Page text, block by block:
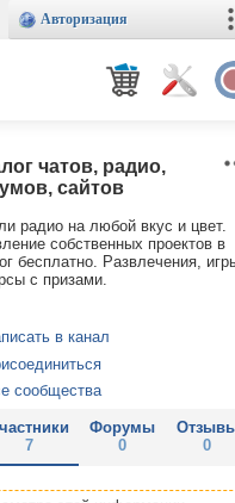
Авторизация
чатов, радио,
сайтов
радио на любой вкус и цвет.
собственных проектов в
бесплатно. Развлечения,
с призами.
в канал
сообщества
7
Форумы
0
0